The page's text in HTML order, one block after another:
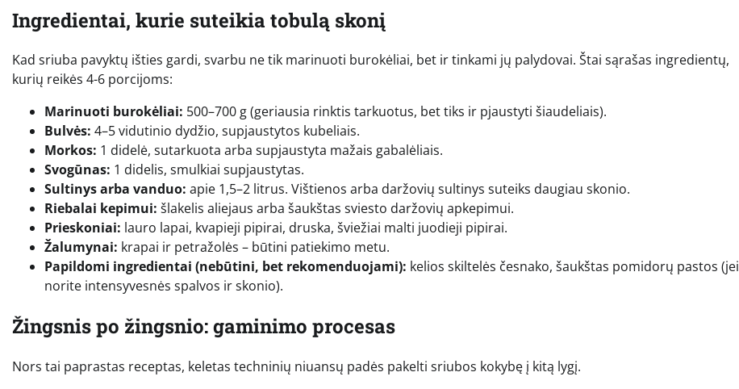
Ingredientai, kurie suteikia tobulą skonį
Kad sriuba pavyktų išties gardi, svarbu ne tik marinuoti burokėliai, bet ir tinkami jų palydovai. Štai sąrašas ingredientų,
kurių reikės 4-6 porcijoms:
Marinuoti burokėliai: 500–700 g (geriausia rinktis tarkuotus, bet tiks ir pjaustyti šiaudeliais).
Bulvės: 4–5 vidutinio dydžio, supjaustytos kubeliais.
Morkos: 1 didelė, sutarkuota arba supjaustyta mažais gabalėliais.
Svogūnas: 1 didelis, smulkiai supjaustytas.
Sultinys arba vanduo: apie 1,5–2 litrus. Vištienos arba daržovių sultinys suteiks daugiau skonio.
Riebalai kepimui: šlakelis aliejaus arba šaukštas sviesto daržovių apkepimui.
Prieskoniai: lauro lapai, kvapieji pipirai, druska, šviežiai malti juodieji pipirai.
Žalumynai: krapai ir petražolės – būtini patiekimo metu.
Papildomi ingredientai (nebūtini, bet rekomenduojami): kelios skiltelės česnako, šaukštas pomidorų pastos (jei
norite intensyvesnės spalvos ir skonio).
Žingsnis po žingsnio: gaminimo procesas
Nors tai paprastas receptas, keletas techninių niuansų padės pakelti sriubos kokybę į kitą lygį.